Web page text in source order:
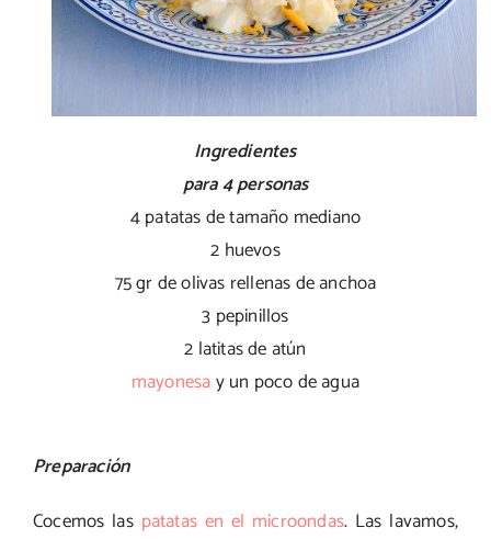
Ingredientes
para 4 personas
4 patatas de tamaño mediano
2 huevos
75 gr de olivas rellenas de anchoa
3 pepinillos
2 latitas de atún
mayonesay un poco de agua
Preparación
Cocemos las patatas en el microondas. Las lavamos,